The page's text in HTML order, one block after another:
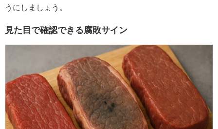
うにしましょう。
見た目で確認できる腐敗サイン